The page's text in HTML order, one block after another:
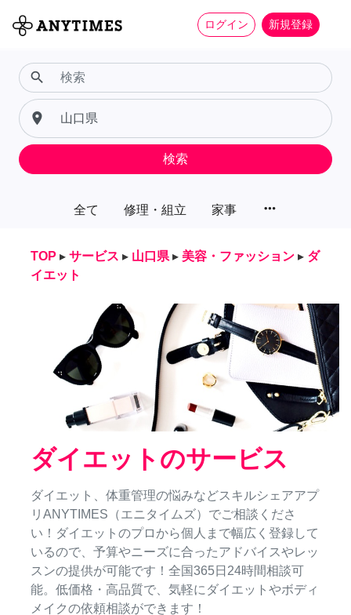
ログイン 新規登録
全て 修理・組立 家事 more_horiz
search
place
検索
TOP ▸ サービス ▸ 山口県 ▸ 美容・ファッション ▸ ダ
イエット
ダイエットのサービス
ダイエット、体重管理の悩みなどスキルシェアアプ
リANYTIMES（エニタイムズ）でご相談くださ
い！ダイエットのプロから個人まで幅広く登録して
いるので、予算やニーズに合ったアドバイスやレッ
スンの提供が可能です！全国365日24時間相談可
能。低価格・高品質で、気軽にダイエットやボディ
メイクの依頼相談ができます！